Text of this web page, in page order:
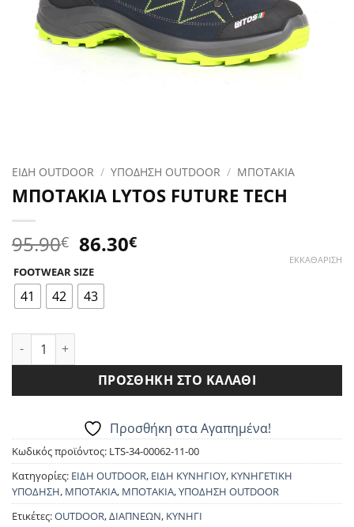
ΕΙΔΗ OUTDOOR / ΥΠΟΔΗΣΗ OUTDOOR / ΜΠΟΤΑΚΙΑ
ΜΠΟΤΑΚΙΑ LYTOS FUTURE TECH
95.90€ Original
price
was:
95.90€.
86.30€Η
FOOTWEAR SIZE
41 42 43
ΕΚΚΑΘΆΡΙΣΗ
ΜΠΟΤΑΚΙΑ LYTOS FUTURE TECH ποσότητα
ΠΡΟΣΘΉΚΗ ΣΤΟ ΚΑΛΆΘΙ
Προσθήκη στα Αγαπημένα!
Κωδικός προϊόντος: LTS-34-00062-11-00
Κατηγορίες: ΕΙΔΗ OUTDOOR, ΕΙΔΗ ΚΥΝΗΓΙΟΥ, ΚΥΝΗΓΕΤΙΚΗ
ΥΠΟΔΗΣΗ, ΜΠΟΤΑΚΙΑ, ΜΠΟΤΑΚΙΑ,ΥΠΟΔΗΣΗ OUTDOOR
Ετικέτες:OUTDOOR,ΔΙΑΠΝΕΩΝ, ΚΥΝΗΓΙ